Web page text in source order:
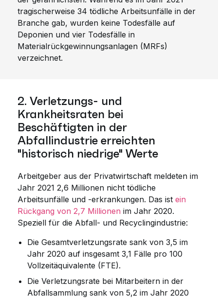
tragischerweise 34 tödliche Arbeitsunfälle in der
Branche gab, wurden keine Todesfälle auf
Deponien und vier Todesfälle in
Materialrückgewinnungsanlagen (MRFs)
verzeichnet.
2. Verletzungs- und
Krankheitsraten bei
Beschäftigten in der
Abfallindustrie erreichten
"historisch niedrige" Werte
Arbeitgeber aus der Privatwirtschaft meldeten im
Jahr 2021 2,6 Millionen nicht tödliche
Arbeitsunfälle und -erkrankungen. Das ist ein
Rückgang von 2,7 Millionen im Jahr 2020.
Speziell für die Abfall- und Recyclingindustrie:
Die Gesamtverletzungsrate sank von 3,5 im
Jahr 2020 auf insgesamt 3,1 Fälle pro 100
Vollzeitäquivalente (FTE).
Die Verletzungsrate bei Mitarbeitern in der
Abfallsammlung sank von 5,2 im Jahr 2020